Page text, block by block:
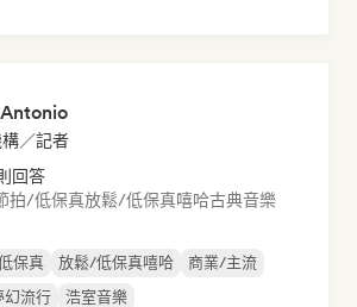
／記者
回答
拍/低保真放鬆/低保真嘻哈古典音樂
保真 放鬆/低保真嘻哈
商業/主流
幻流行 浩室音樂